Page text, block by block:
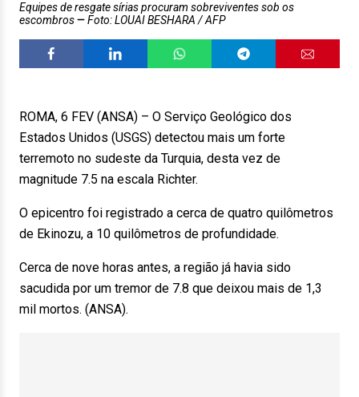
Equipes de resgate sírias procuram sobreviventes sob os
escombros
Foto: LOUAI BESHARA / AFP
ROMA, 6 FEV (ANSA) – O Serviço Geológico dos
Estados Unidos (USGS) detectou mais um forte
terremoto no sudeste da Turquia, desta vez de
magnitude 7.5 na escala Richter.
O epicentro foi registrado a cerca de quatro quilômetros
de Ekinozu, a 10 quilômetros de profundidade.
Cerca de nove horas antes, a região já havia sido
sacudida por um tremor de 7.8 que deixou mais de 1,3
mil mortos. (ANSA).